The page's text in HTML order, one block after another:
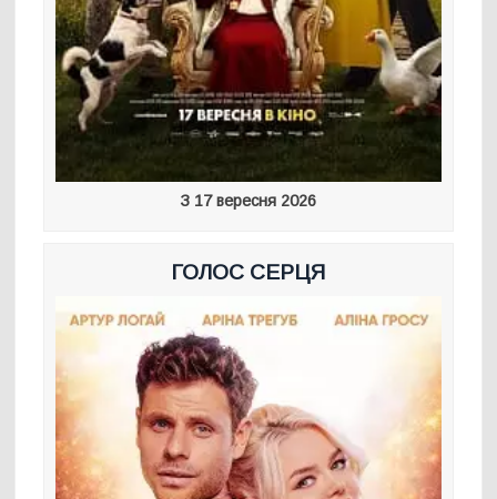
З 17 вересня 2026
ГОЛОС СЕРЦЯ